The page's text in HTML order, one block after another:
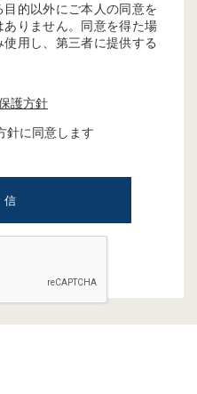
的以外にご本人の同意を
りません。同意を得た場
用し、第三者に提供する
護方針
針に同意します